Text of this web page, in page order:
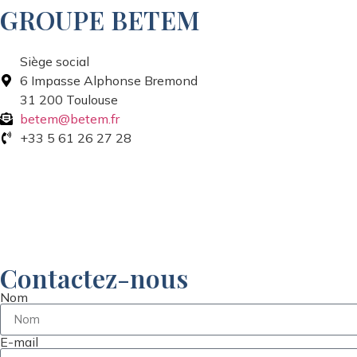
GROUPE BETEM
Siège social
6 Impasse Alphonse Bremond
31 200 Toulouse
betem@betem.fr
+33 5 61 26 27 28
Contactez-nous
Nom
E-mail